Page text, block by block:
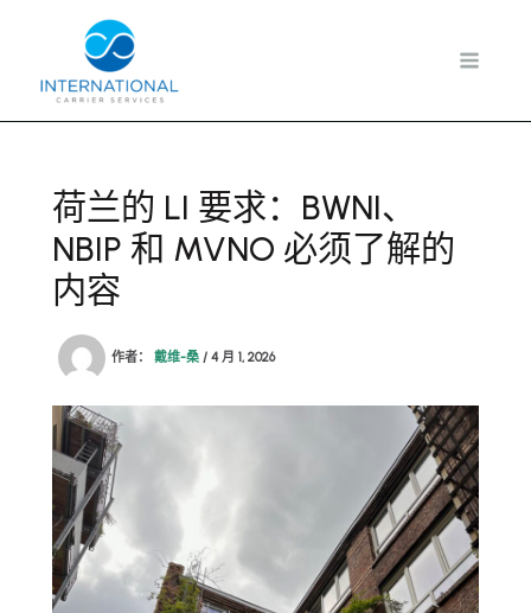
荷兰的 LI 要求：BWNI、
NBIP 和 MVNO 必须了解的
内容
作者： 戴维-桑 / 4 月 1, 2026